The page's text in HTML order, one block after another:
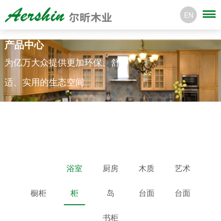
EN
产品中心
为亿万大众提供更加环保、舒
适、实用的生态空间
橱柜
浴室
柜
厨房
岛
木质
台面
艺术
台面
书柜